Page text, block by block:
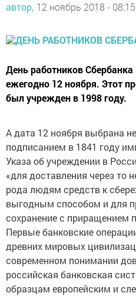
автор, 12 ноябрь 2018 - 08:15
День работников Сбербанка
ежегодно 12 ноября. Этот
был учрежден в 1998 году.
А дата 12 ноября выбрана
подписанием в 1841 году
Указа об учреждении в
«для доставления через то
рода людям средств к
выгодным способом и для
сохранение с приращением
Первые банковские
древних мировых
современном понимании
российская банковская
образцам европейским и